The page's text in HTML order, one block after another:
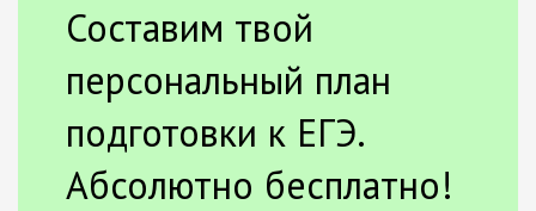
Составим твой
персональный план
подготовки к ЕГЭ.
Абсолютно бесплатно!